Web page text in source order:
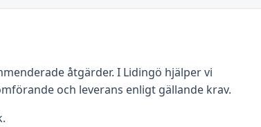
åtgärder. I Lidingö hjälper vi
och leverans enligt gällande krav.